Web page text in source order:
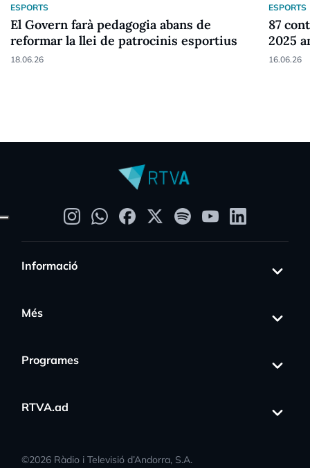
ESPORTS
El Govern farà pedagogia abans de
reformar la llei de patrocinis esportius
18.06.26
ESPORTS
87
2025
16.06.26
Informació
Més
Programes
RTVA.ad
©2026 Ràdio i Televisió d’Andorra, S.A.